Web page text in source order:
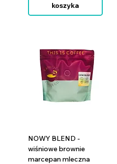
koszyka
NOWY BLEND -
wiśniowe brownie
marcepan mleczna